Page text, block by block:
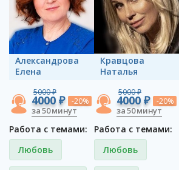
Александрова
Елена
5000 ₽
4000 ₽ -20%
за 50 минут
Работа с темами:
Любовь
Кравцова
Наталья
5000 ₽
4000 ₽ -20%
за 50 минут
Работа с темами:
Любовь